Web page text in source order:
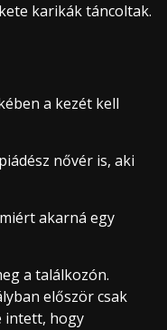
karikák táncoltak.
a kezét kell
nővér is, aki
akarná egy
a találkozón.
először csak
intett, hogy